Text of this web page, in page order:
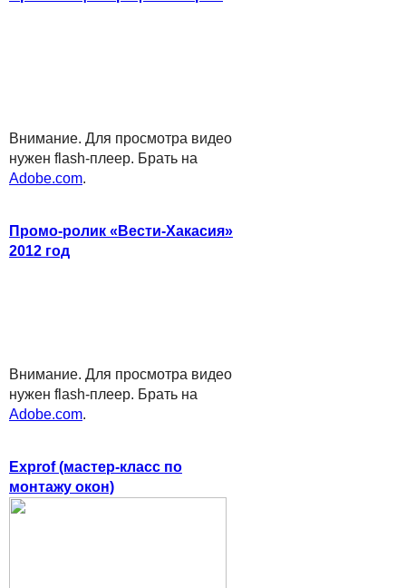
Внимание. Для просмотра видео
нужен flash-плеер. Брать на
Adobe.com.
Промо-ролик «Вести-Хакасия»
2012 год
Внимание. Для просмотра видео
нужен flash-плеер. Брать на
Adobe.com.
Exprof (мастер-класс по
монтажу окон)